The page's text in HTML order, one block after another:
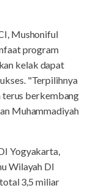
Mushoniful
program
kelak dapat
"Terpilihnya
terus berkembang
Muhammadiyah
Yogyakarta,
Wilayah DI
3,5 miliar